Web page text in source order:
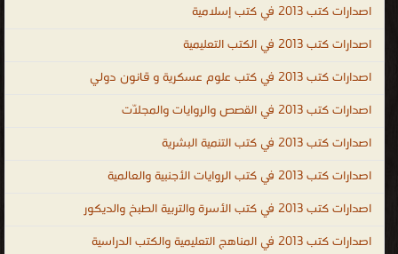
بولادة الإنسان وتنتهي بوفاته، فالإنسان في كافة مراحل حياته يكون
مُتعطّشاً للعلم والمعرفة، و لطلب العلم طرق مختلفة أولها القراءة، حيث
إن القراءة هي البوابة التي يدخل الإنسان منها إلى عالم أوسع أكثر إبهاراً،
و طلب العلم أيضاً هو دليل على انفتاحية الشخص إذ إن الإنسان
الشغوف بالعلم سيلجأ إلى قراءة الكتب فأنت بالكتب تستطيع
تعلّم كل شيءٍ عن الأفكار والمعارف التى احتازها أشخاص آخرون في
القديم والحديث، ولنتذكر إذا حصل الإنسان على العلم فإنه حتماً سيصبح
إنساناً ذا روح عظيمة. أفضل الكتب في جميع فروع العلم : العلوم
الطبيعية ، العلوم الاجتماعية ، العلوم الشكلية ، البحث العلمي ، المنهجية
العلمية ، التحقق دور الرياضيات ، فلسفة العلوم ، الأدب العلمي ، وأيضًا
اصدارات كتب 2013 في كتب إسلامية
اصدارات كتب 2013 في الكتب التعليمية
اصدارات كتب 2013 في كتب علوم عسكرية و قانون دولي
اصدارات كتب 2013 في القصص والروايات والمجلّات
اصدارات كتب 2013 في كتب التنمية البشرية
اصدارات كتب 2013 في كتب الروايات الأجنبية والعالمية
اصدارات كتب 2013 في كتب الأسرة والتربية الطبخ والديكور
اصدارات كتب 2013 في المناهج التعليمية والكتب الدراسية